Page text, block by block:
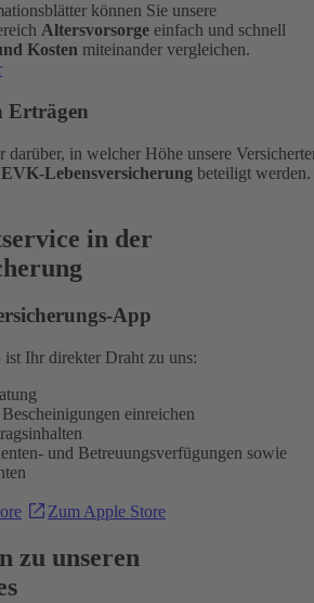
können Sie unsere
Altersvorsorge einfach und schnell
Kosten miteinander vergleichen.
Erträgen
darüber, in welcher Höhe unsere
Lebensversicherung beteiligt werden.
in der
App
ist Ihr direkter Draht zu uns:
einreichen
und Betreuungsverfügungen sowie
Zum Apple Store
zu unseren